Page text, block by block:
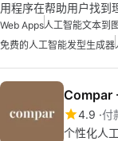
用程序在帮助用户找到
Web Apps人工智能文本到
免费的人工智能发型生成器
Compar
4.9 付
个性化人